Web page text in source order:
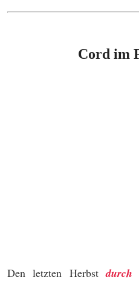
Cord im
Den letzten Herbst